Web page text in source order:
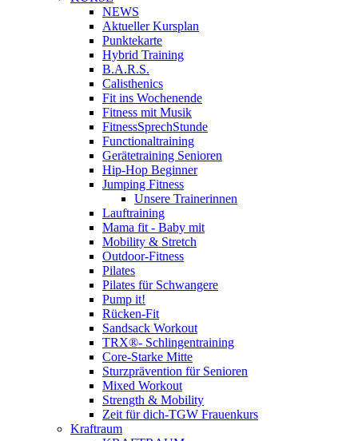
NEWS
Aktueller Kursplan
Punktekarte
Hybrid Training
B.A.R.S.
Calisthenics
Fit ins Wochenende
Fitness mit Musik
FitnessSprechStunde
Functionaltraining
Gerätetraining Senioren
Hip-Hop Beginner
Jumping Fitness
Unsere Trainerinnen
Lauftraining
Mama fit - Baby mit
Mobility & Stretch
Outdoor-Fitness
Pilates
Pilates für Schwangere
Pump it!
Rücken-Fit
Sandsack Workout
TRX®- Schlingentraining
Core-Starke Mitte
Sturzprävention für Senioren
Mixed Workout
Strength & Mobility
Zeit für dich-TGW Frauenkurs
Kraftraum